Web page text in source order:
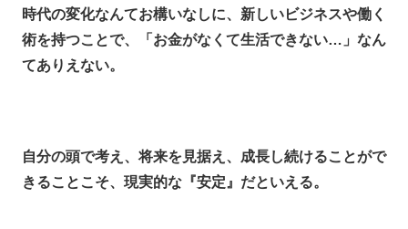
時代の変化なんてお構いなしに、新しいビジネスや働く
術を持つことで、「お金がなくて生活できない…」なん
てありえない。
自分の頭で考え、将来を見据え、成長し続けることがで
きることこそ、現実的な『安定』だといえる。